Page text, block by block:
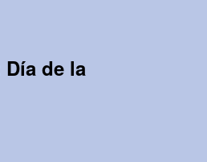
Día de la